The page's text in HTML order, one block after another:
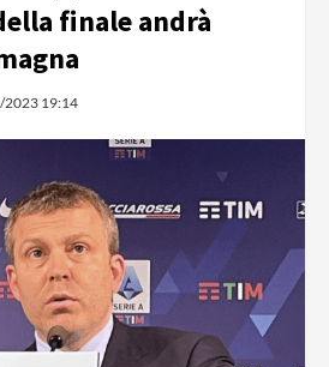
finale andrà
19:14